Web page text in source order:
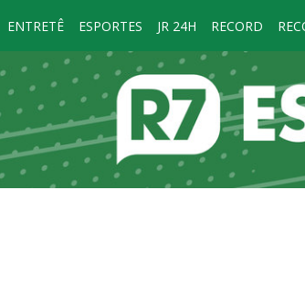
ENTRETÊ ESPORTES JR 24H RECORD